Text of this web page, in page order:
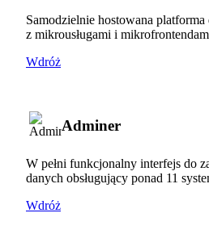
Samodzielnie hostowana
z mikrousługami i
Wdróż
Adminer
W pełni funkcjonalny interfejs do
danych obsługujący ponad 11
Wdróż